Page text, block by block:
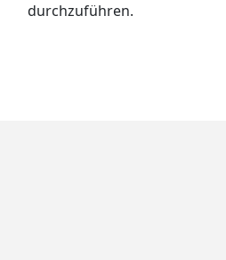
durchzuführen.